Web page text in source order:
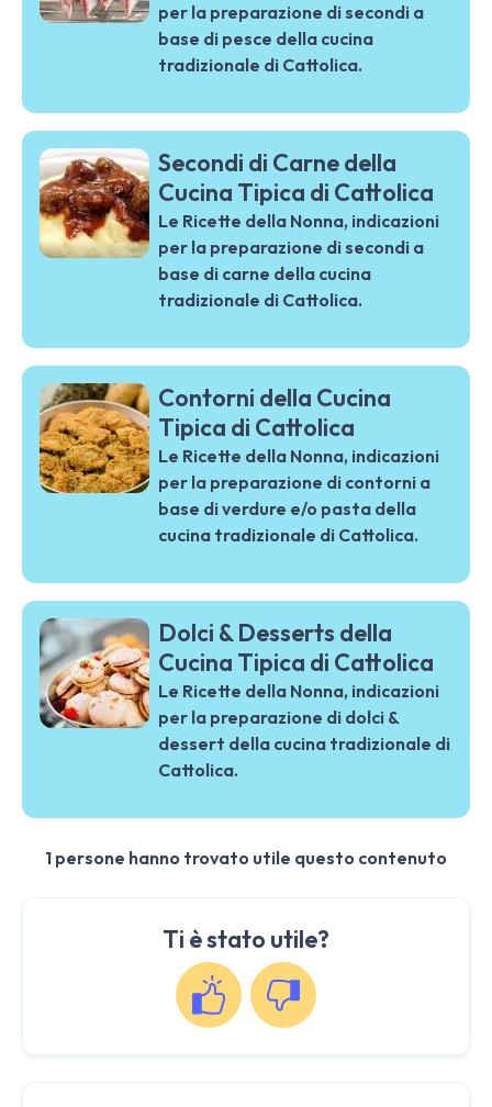
per la preparazione di secondi a
base di pesce della cucina
tradizionale di Cattolica.
Secondi di Carne della
Cucina Tipica di Cattolica
Le Ricette della Nonna, indicazioni
per la preparazione di secondi a
base di carne della cucina
tradizionale di Cattolica.
Contorni della Cucina
Tipica di Cattolica
Le Ricette della Nonna, indicazioni
per la preparazione di contorni a
base di verdure e/o pasta della
cucina tradizionale di Cattolica.
Dolci & Desserts della
Cucina Tipica di Cattolica
Le Ricette della Nonna, indicazioni
per la preparazione di dolci &
dessert della cucina tradizionale di
Cattolica.
1 persone hanno trovato utile questo contenuto
Ti è stato utile?